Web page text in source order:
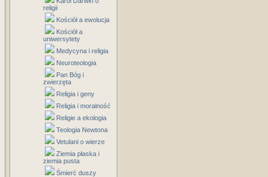
religii
Kościół a ewolucja
Kościół a
uniwersytety
Medycyna i religia
Neuroteologia
Pan Bóg i
zwierzęta
Religia i geny
Religia i moralność
Religie a ekologia
Teologia Newtona
Vetulani o wierze
Ziemia płaska i
ziemia pusta
Śmierć duszy